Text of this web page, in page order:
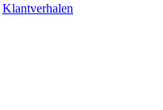
Klantverhalen